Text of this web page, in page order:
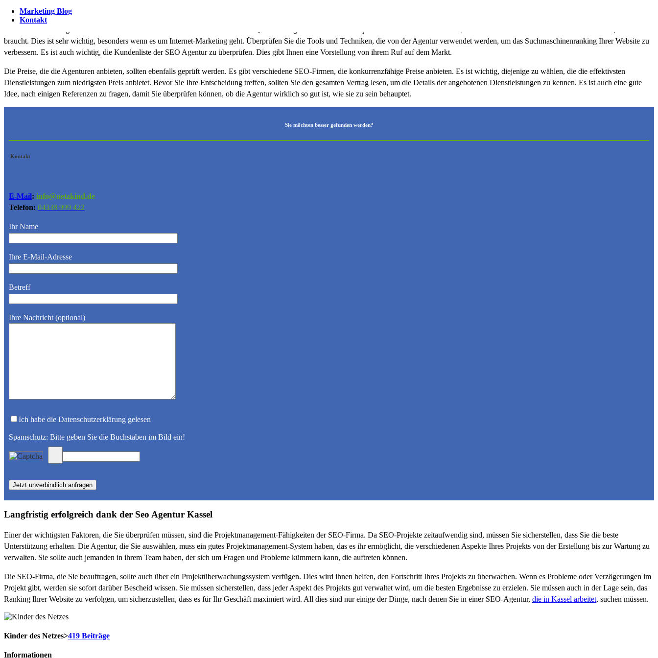
Marketing Blog
Kontakt
Zertifizierungen und Lizenzen haben, um die Sicherheit Ihrer Website zu gewährleisten. Darüber hinaus müssen Sie prüfen, ob die Mitarbeiter professionell und erfahren in ihrem jeweiligen Bereich sind.
braucht. Dies ist sehr wichtig, besonders wenn es um Internet-Marketing geht. Überprüfen Sie die Tools und Techniken, die von der Agentur verwendet werden, um das Suchmaschinenranking Ihrer Website zu
verbessern. Es ist auch wichtig, die Kundenliste der SEO Agentur zu überprüfen. Dies gibt Ihnen eine Vorstellung von ihrem Ruf auf dem Markt.
Die Preise, die die Agenturen anbieten, sollten ebenfalls geprüft werden. Es gibt verschiedene SEO-Firmen, die konkurrenzfähige Preise anbieten. Es ist wichtig, diejenige zu wählen, die die effektivsten
Dienstleistungen zum niedrigsten Preis anbietet. Bevor Sie Ihre Entscheidung treffen, sollten Sie den gesamten Vertrag lesen, um die Details der angebotenen Dienstleistungen zu kennen. Es ist auch eine gute
Idee, nach einigen Referenzen zu fragen, damit Sie überprüfen können, ob die Agentur wirklich so gut ist, wie sie zu sein behauptet.
Sie möchten besser gefunden werden?
Kontakt
E-Mail: info@netzkind.de
Telefon: 04338 999 422
Ihr Name
Ihre E-Mail-Adresse
Betreff
Ihre Nachricht (optional)
Ich habe die Datenschutzerklärung gelesen
Spamschutz: Bitte geben Sie die Buchstaben im Bild ein!
Langfristig erfolgreich dank der Seo Agentur Kassel
Einer der wichtigsten Faktoren, die Sie überprüfen müssen, sind die Projektmanagement-Fähigkeiten der SEO-Firma. Da SEO-Projekte zeitaufwendig sind, müssen Sie sicherstellen, dass Sie die beste
Unterstützung erhalten. Die Agentur, die Sie auswählen, muss ein gutes Projektmanagement-System haben, das es ihr ermöglicht, die verschiedenen Aspekte Ihres Projekts von der Erstellung bis zur Wartung zu
verwalten. Sie sollte auch jemanden in ihrem Team haben, der sich um Fragen und Probleme kümmern kann, die auftreten können.
Die SEO-Firma, die Sie beauftragen, sollte auch über ein Projektüberwachungssystem verfügen. Dies wird ihnen helfen, den Fortschritt Ihres Projekts zu überwachen. Wenn es Probleme oder Verzögerungen im
Projekt gibt, werden sie sofort darüber Bescheid wissen. Sie müssen sicherstellen, dass jeder Aspekt des Projekts gut verwaltet wird, um die besten Ergebnisse zu erzielen. Sie müssen auch in der Lage sein, das
Ranking Ihrer Website zu verfolgen, um sicherzustellen, dass es für Ihr Geschäft maximiert wird. All dies sind nur einige der Dinge, nach denen Sie in einer SEO-Agentur, die in Kassel arbeitet, suchen müssen.
Kinder des Netzes>419 Beiträge
Informationen